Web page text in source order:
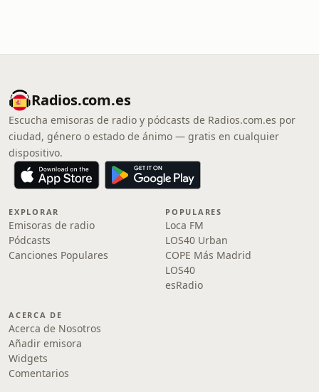
Radios.com.es
Escucha emisoras de radio y pódcasts de Radios.com.es por
ciudad, género o estado de ánimo — gratis en cualquier
dispositivo.
EXPLORAR
Emisoras de radio
Pódcasts
Canciones Populares
POPULARES
Loca FM
LOS40 Urban
COPE Más Madrid
LOS40
esRadio
ACERCA DE
Acerca de Nosotros
Añadir emisora
Widgets
Comentarios